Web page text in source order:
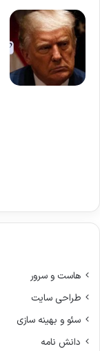
هاست و سرور
طراحی سایت
سئو و بهینه سازی
دانش نامه